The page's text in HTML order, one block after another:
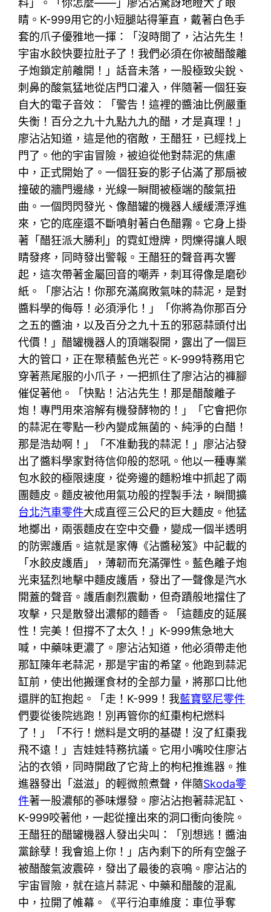
料」。「你怎麼——」廖沾沾驚訝地瞪大了眼
睛。K-999用它的小短腿站得筆直，戴著白色手
套的爪子優雅地一揮：「沒時間了，沾沾先生！
宇宙水餃快要拉肚子了！我們必須在你被醋酸離
子炮鎖定前離開！」話音未落，一股極致尖銳、
刺鼻的酸氣猛地從店門口灌入，伴隨著一個狂妄
自大的電子音效：「警告！這裡的醬油比例嚴重
失衡！百分之九十九點九九的醋，才是真理！」
廖沾沾知道，這是他的宿敵，王醋狂，已經找上
門了。他的宇宙冒險，被迫從他對蒜泥的焦慮
中，正式開始了。一個狂妄的影子佔滿了那扇被
撞破的牆門邊緣，光線一瞬間被極端的酸氣扭
曲。一個閃閃發光、像醋罐的機器人緩緩漂浮進
來，它的底座還不斷噴射著白色醋霧。它身上掛
著「醋狂派大勝利」的霓虹燈牌，閃爍得讓人眼
睛發疼，同時發出警報。王醋狂的聲音再次響
起，這次帶著金屬回音的嘲弄，刺耳得像是磨砂
紙。「廖沾沾！你那充滿腐敗氣味的蒜泥，是對
醬料學的侮辱！必須淨化！」「你將為你那百分
之五的醬油，以及百分之九十五的邪惡蒜頭付出
代價！」醋罐機器人的頂端裂開，露出了一個巨
大的管口，正在聚積藍色光芒。K-999特務用它
穿著燕尾服的小爪子，一把抓住了廖沾沾的褲腳
催促著他。「快點！沾沾先生！那是醋酸離子
炮！專門用來溶解有機發酵物的！」「它會把你
的蒜泥在零點一秒內變成無菌的、純淨的白醋！
那是浩劫啊！」「不准動我的蒜泥！」廖沾沾發
出了醬料學家對待信仰般的怒吼。他以一種專業
包水餃的極限速度，從旁邊的麵粉堆中抓起了兩
團麵皮。麵皮被他用氣功般的捏製手法，瞬間擴
台北汽車零件大成直徑三公尺的巨大麵皮。他猛
地擲出，兩張麵皮在空中交疊，變成一個半透明
的防禦護盾。這就是家傳《沾醬秘笈》中記載的
「水餃皮護盾」，薄韌而充滿彈性。藍色離子炮
光束猛烈地擊中麵皮護盾，發出了一聲像是汽水
開蓋的聲音。護盾劇烈震動，但奇蹟般地擋住了
攻擊，只是散發出濃郁的麵香。「這麵皮的延展
性！完美！但撐不了太久！」K-999焦急地大
喊，中藥味更濃了。廖沾沾知道，他必須帶走他
那缸陳年老蒜泥，那是宇宙的希望。他跑到蒜泥
缸前，使出他搬運食材的全部力量，將那口比他
還胖的缸抱起。「走！K-999！我藍寶堅尼零件
們要從後院逃跑！別再管你的紅棗枸杞燃料
了！」「不行！燃料是文明的基礎！沒了紅棗我
飛不遠！」吉娃娃特務抗議。它用小嘴咬住廖沾
沾的衣領，同時開啟了它背上的枸杞推進器。推
進器發出「滋滋」的輕微煎煮聲，伴隨Skoda零
件著一股濃郁的蔘味爆發。廖沾沾抱著蒜泥缸、
K-999咬著他，一起從撞出來的洞口衝向後院。
王醋狂的醋罐機器人發出尖叫：「別想逃！醬油
黨餘孽！我會追上你！」店內剩下的所有空盤子
被醋酸氣波震碎，發出了最後的哀鳴。廖沾沾的
宇宙冒險，就在這片蒜泥、中藥和醋酸的混亂
中，拉開了帷幕。《平行泊車維度：車位爭奪